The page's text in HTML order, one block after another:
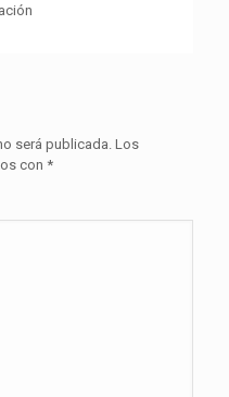
será publicada. Los
con *